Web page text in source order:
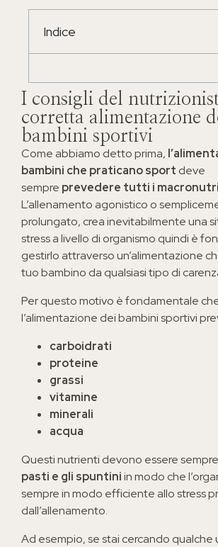
Indice
I consigli del
corretta alimentazione
bambini sportivi
Come abbiamo detto prima,
bambini che praticano sport deve
sempre prevedere tutti i
L’allenamento agonistico o
prolungato, crea inevitabilmente una
stress a livello di organismo quindi è
gestirlo attraverso un’alimentazione
tuo bambino da qualsiasi tipo di
Per questo motivo è fondamentale
l’alimentazione dei bambini sportivi
carboidrati
proteine
grassi
vitamine
minerali
acqua
Questi nutrienti devono essere sempre
pasti e gli spuntiniin modo che
sempre in modo efficiente allo stress
dall’allenamento.
Ad esempio, se stai cercando qualche